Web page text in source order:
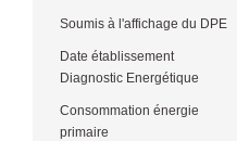
Soumis à l'affichage du DPE
Date établissement
Diagnostic Energétique
Consommation énergie
primaire